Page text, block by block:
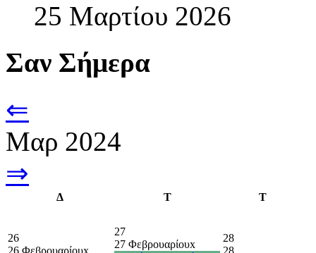
25 Μαρτίου 2026
Σαν Σήμερα
⇐
Μαρ 2024
⇒
Δ Τ Τ
26
26 Φεβρουαρίουx
27
27 Φεβρουαρίουx
28
28